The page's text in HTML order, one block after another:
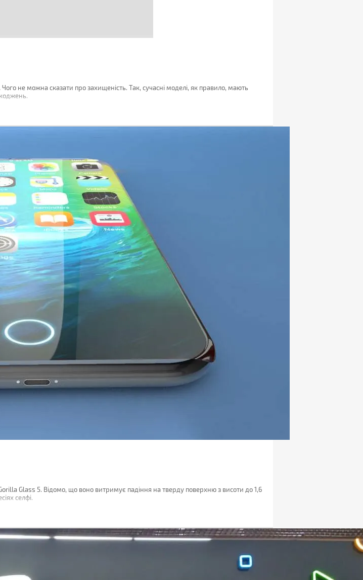
не можна сказати про захищеність. Так, сучасні моделі, як правило, мають
Glass 5. Відомо, що воно витримує падіння на тверду поверхню з висоти до 1,6
селфі.